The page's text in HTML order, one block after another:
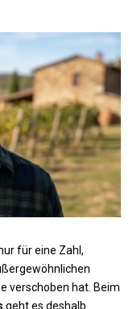
für eine Zahl,
verschoben hat. Beim
geht es deshalb